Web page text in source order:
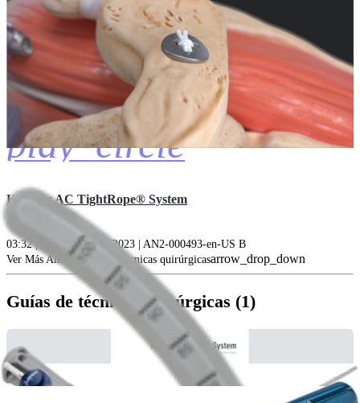
play_circle
Knotless AC TightRope® System
03:32 | English | 07/11/2023 | AN2-000493-en-US B
Ver Más Animaciones de técnicas quirúrgicasarrow_drop_down
Guías de técnicas quirúrgicas (1)